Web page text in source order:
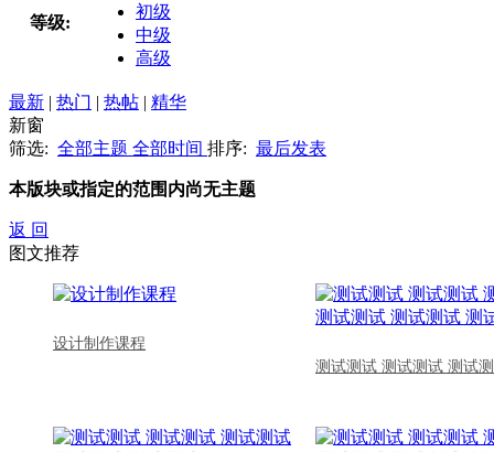
等级:
初级
中级
高级
最新 | 热门 | 热帖 | 精华
新窗
筛选: 全部主题 全部时间 排序: 最后发表
本版块或指定的范围内尚无主题
返 回
图文推荐
设计制作课程
测试测试 测试测试 测试